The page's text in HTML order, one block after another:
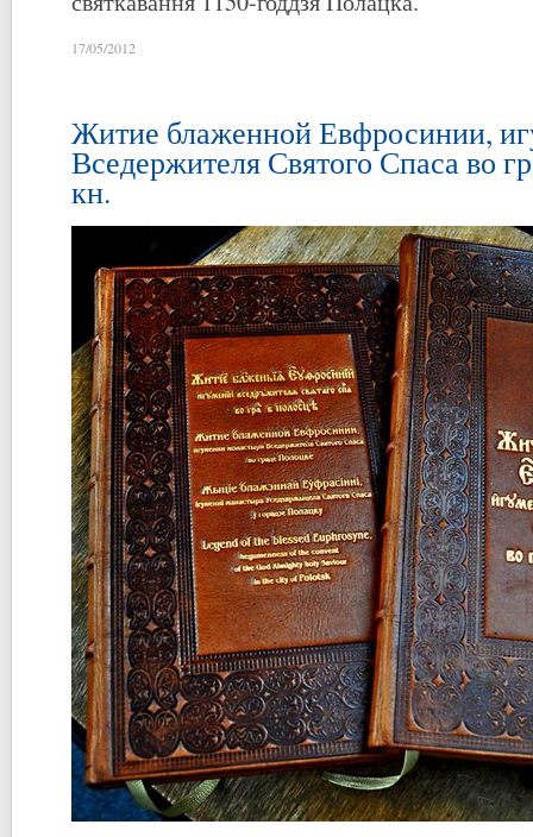
17/05/2012
Житие блаженной Евфросинии,
Вседержителя Святого Спаса во
кн.